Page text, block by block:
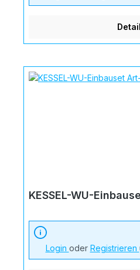
KESSEL-WU-
Login oder Registrieren